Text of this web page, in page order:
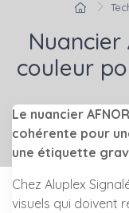
Nuancier
couleur
Le nuancier
cohérente pour
une étiquette
Chez Aluplex
visuels qui doivent